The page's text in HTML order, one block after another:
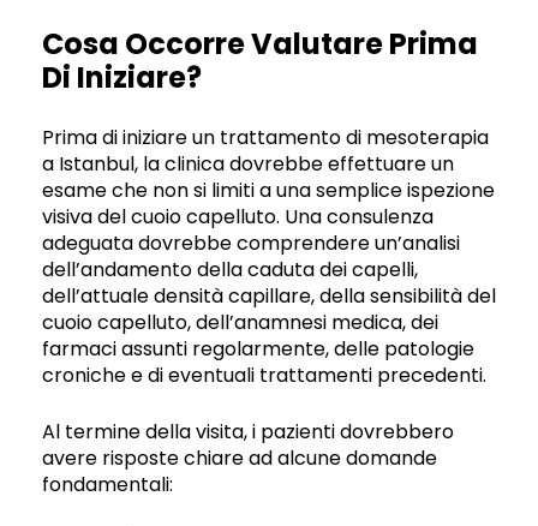
Cosa Occorre Valutare Prima
Di Iniziare?
Prima di iniziare un trattamento di mesoterapia
a Istanbul, la clinica dovrebbe effettuare un
esame che non si limiti a una semplice ispezione
visiva del cuoio capelluto. Una consulenza
adeguata dovrebbe comprendere un’analisi
dell’andamento della caduta dei capelli,
dell’attuale densità capillare, della sensibilità del
cuoio capelluto, dell’anamnesi medica, dei
farmaci assunti regolarmente, delle patologie
croniche e di eventuali trattamenti precedenti.
Al termine della visita, i pazienti dovrebbero
avere risposte chiare ad alcune domande
fondamentali: